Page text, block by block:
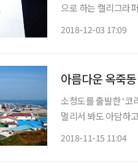
으로 하는 캘리그라
2018-12-03 17:09
아름다운 옥죽
소청도를 출발한 ‘코
멀리서 봐도 아담하
2018-11-15 11:04